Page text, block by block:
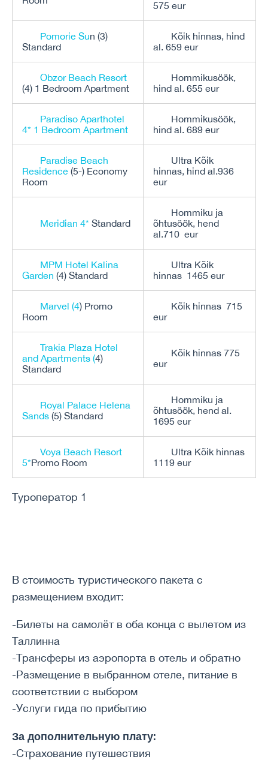
575 eur
Pomorie Sun (3)
Standard
Kõik hinnas, hind
al. 659 eur
Obzor Beach Resort
(4) 1 Bedroom Apartment
Hommikusöök,
hind al. 655 eur
Paradiso Aparthotel
4* 1 Bedroom Apartment
Hommikusöök,
hind al. 689 eur
Paradise Beach
Residence (5-) Economy
Room
Ultra Kõik
hinnas, hind al.936
eur
Meridian 4* Standard
Hommiku ja
õhtusöök, hend
al.710 eur
MPM Hotel Kalina
Garden (4) Standard
Ultra Kõik
hinnas 1465 eur
Marvel (4) Promo
Room
Kõik hinnas 715
eur
Trakia Plaza Hotel
and Apartments (4)
Standard
Kõik hinnas 775
eur
Royal Palace Helena
Sands (5) Standard
Hommiku ja
õhtusöök, hend al.
1695 eur
Voya Beach Resort
5*Promo Room
Ultra Kõik hinnas
1119 eur
Туроператор 1
В стоимость туристического пакета с
размещением входит:
-Билеты на самолёт в оба конца с вылетом из
Таллинна
-Трансферы из аэропорта в отель и обратно
-Размещение в выбранном отеле, питание в
соответствии с выбором
-Услуги гида по прибытию
За дополнительную плату:
-Страхование путешествия